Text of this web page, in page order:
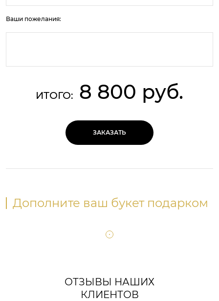
Ваши пожелания:
ИТОГО: 8 800 руб.
ЗАКАЗАТЬ
Дополните ваш букет подарком
ОТЗЫВЫ НАШИХ
КЛИЕНТОВ